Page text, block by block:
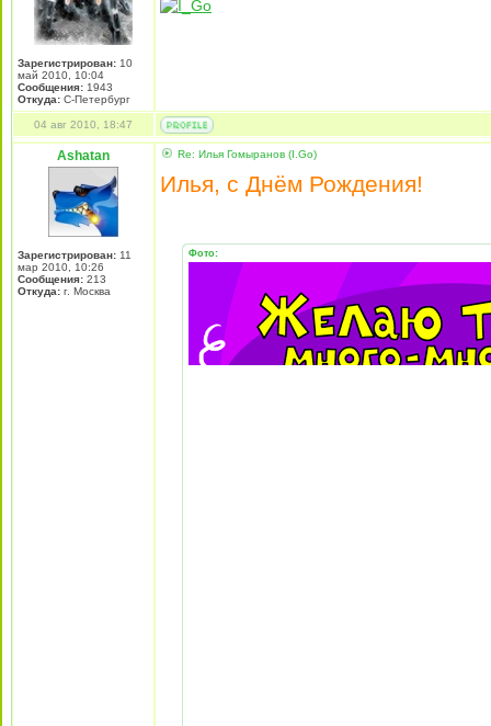
Зарегистрирован: 10
май 2010, 10:04
Сообщения: 1943
Откуда: С-Петербург
04 авг 2010, 18:47
Ashatan
Зарегистрирован: 11
мар 2010, 10:26
Сообщения: 213
Откуда: г. Москва
Re: Илья Гомыранов (I.Go)
Илья, с Днём Рождения!
Фото: